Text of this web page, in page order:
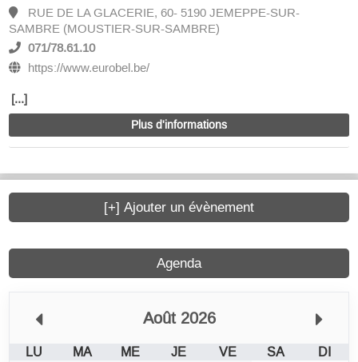
RUE DE LA GLACERIE, 60- 5190 JEMEPPE-SUR-
SAMBRE (MOUSTIER-SUR-SAMBRE)
071/78.61.10
https://www.eurobel.be/
[...]
Plus d'informations
Agenda
Août 2026
LU MA ME JE VE SA
DI
[+] Ajouter un évènement